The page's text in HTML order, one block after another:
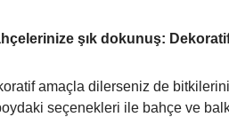
şık dokunuş:
amaçla dilerseniz de
seçenekleri ile bahçe ve